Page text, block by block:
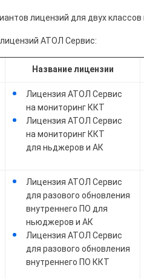
лицензий для двух
АТОЛ Сервис:
Название лицензии
Лицензия АТОЛ Сервис
на мониторинг ККТ
Лицензия АТОЛ Сервис
на мониторинг ККТ
для ньджеров и АК
Лицензия АТОЛ Сервис
для разового обновления
внутреннего ПО для
ньюджеров и АК
Лицензия АТОЛ Сервис
для разового обновления
внутреннего ПО ККТ